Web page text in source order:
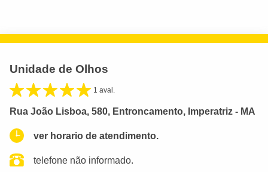
Unidade de Olhos
1 aval.
Rua João Lisboa, 580, Entroncamento, Imperatriz - MA
ver horario de atendimento.
telefone não informado.